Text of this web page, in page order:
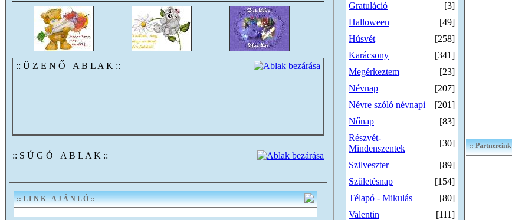
:: Ü Z E N Ő A B L A K ::
:: S Ú G Ó A B L A K ::
:: L I N K A J Á N L Ó ::
Gratuláció
[3]
Halloween
[49]
Húsvét
[258]
Karácsony
[341]
Megérkeztem
[23]
Névnap
[207]
Névre szóló névnapi
[201]
Nőnap
[83]
Részvét-
Mindenszentek
[30]
Szilveszter
[89]
Születésnap
[154]
Télapó - Mikulás
[80]
Valentin
[111]
:: Partnereink